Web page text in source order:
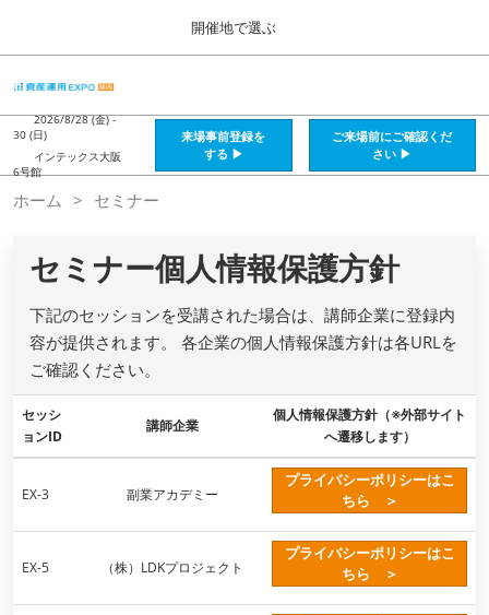
プ
し
進
む
to
close
menu.
開催地で選ぶ
インテックス大阪 / Intex Osaka , Japan
資産運用_27年2月東京
2027年02月26日
東京ビッグサイト / Tokyo Big Sight, Japan
株フェス_27年2月東京
東京ビッグサイト / Tokyo Big Sight, Japan
資産運用_27年7月東京
東京ビッグサイト / Tokyo Big Sight, Japan
ー
バ
ル
ナ
シ
ョ
を
折
り
た
2026/8/28 (金) -
30 (日)
インテックス大阪
6号館
来場事前登録を
する ▶
ご来場前にご確認くだ
さい ▶
ホーム セミナー
セミナー個人情報保護方針
下記のセッションを受講された場合は、講師企業に登録内
容が提供されます。 各企業の個人情報保護方針は各URLを
ご確認ください。
セッシ
ョンID
講師企業
個人情報保護方針（※外部サイト
へ遷移します）
EX-3 副業アカデミー
プライバシーポリシーはこ
ちら ＞
EX-5 （株）LDKプロジェクト
プライバシーポリシーはこ
ちら ＞